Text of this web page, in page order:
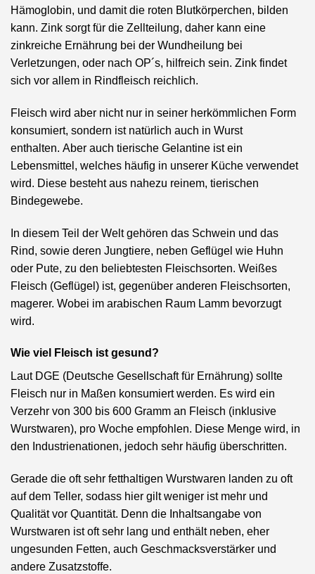
Hämoglobin, und damit die roten Blutkörperchen, bilden
kann. Zink sorgt für die Zellteilung, daher kann eine
zinkreiche Ernährung bei der Wundheilung bei
Verletzungen, oder nach OP´s, hilfreich sein. Zink findet
sich vor allem in Rindfleisch reichlich.
Fleisch wird aber nicht nur in seiner herkömmlichen Form
konsumiert, sondern ist natürlich auch in Wurst
enthalten. Aber auch tierische Gelantine ist ein
Lebensmittel, welches häufig in unserer Küche verwendet
wird. Diese besteht aus nahezu reinem, tierischen
Bindegewebe.
In diesem Teil der Welt gehören das Schwein und das
Rind, sowie deren Jungtiere, neben Geflügel wie Huhn
oder Pute, zu den beliebtesten Fleischsorten. Weißes
Fleisch (Geflügel) ist, gegenüber anderen Fleischsorten,
magerer. Wobei im arabischen Raum Lamm bevorzugt
wird.
Wie viel Fleisch ist gesund?
Laut DGE (Deutsche Gesellschaft für Ernährung) sollte
Fleisch nur in Maßen konsumiert werden. Es wird ein
Verzehr von 300 bis 600 Gramm an Fleisch (inklusive
Wurstwaren), pro Woche empfohlen. Diese Menge wird, in
den Industrienationen, jedoch sehr häufig überschritten.
Gerade die oft sehr fetthaltigen Wurstwaren landen zu oft
auf dem Teller, sodass hier gilt weniger ist mehr und
Qualität vor Quantität. Denn die Inhaltsangabe von
Wurstwaren ist oft sehr lang und enthält neben, eher
ungesunden Fetten, auch Geschmacksverstärker und
andere Zusatzstoffe.